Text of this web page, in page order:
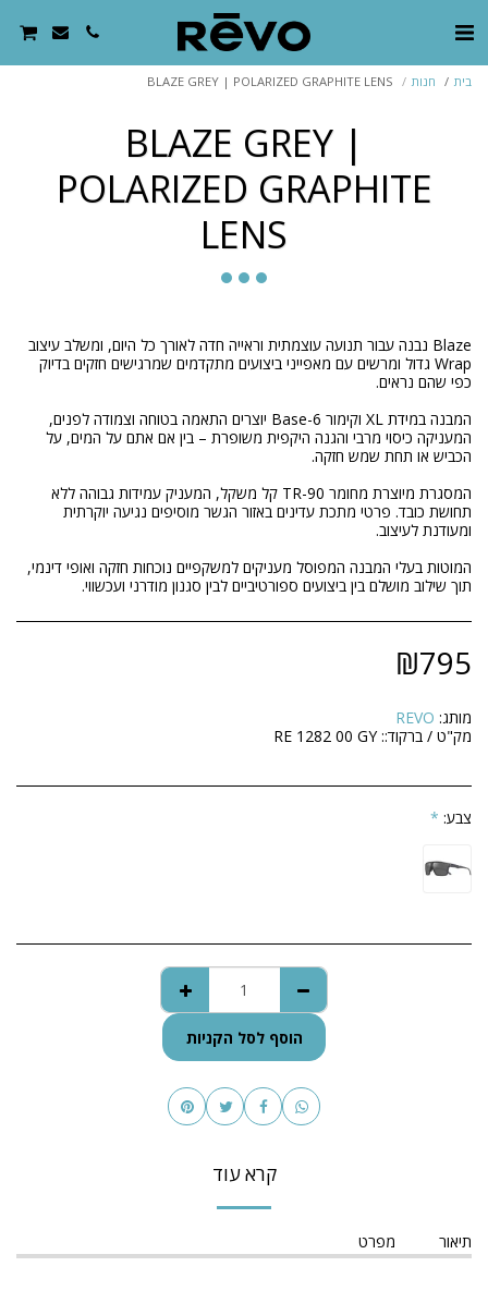
בית חנות BLAZE GREY | POLARIZED GRAPHITE LENS
BLAZE GREY |
POLARIZED GRAPHITE
LENS
Blaze נבנה עבור תנועה עוצמתית וראייה חדה לאורך כל היום, ומשלב עיצוב
Wrap גדול ומרשים עם מאפייני ביצועים מתקדמים שמרגישים חזקים בדיוק
המבנה במידת XL וקימור 6-Base יוצרים התאמה בטוחה וצמודה לפנים,
המעניקה כיסוי מרבי והגנה היקפית משופרת – בין אם אתם על המים, על
המסגרת מיוצרת מחומר TR-90 קל משקל, המעניק עמידות גבוהה ללא
תחושת כובד. פרטי מתכת עדינים באזור הגשר מוסיפים נגיעה יוקרתית
המוטות בעלי המבנה המפוסל מעניקים למשקפיים נוכחות חזקה ואופי דינמי,
תוך שילוב מושלם בין ביצועים ספורטיביים לבין סגנון מודרני ועכשווי.
₪795
מותג: REVO
מק"ט / ברקוד:: RE 1282 00 GY
צבע: *
הוסף לסל הקניות
קרא עוד
תיאור מפרט